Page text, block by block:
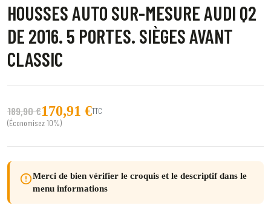
HOUSSES AUTO SUR-MESURE AUDI Q2
DE 2016. 5 PORTES. SIÈGES AVANT
CLASSIC
189,90 €170,91 €TTC
(Économisez 10%)
error_outlineMerci de bien vérifier le croquis et le descriptif dans le
menu informations